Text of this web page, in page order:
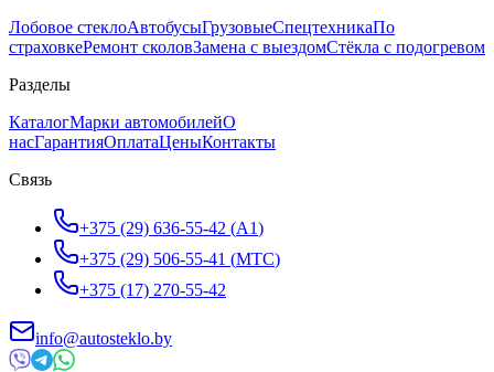
Лобовое стеклоАвтобусыГрузовыеСпецтехникаПо
страховкеРемонт сколовЗамена с выездомСтёкла с подогревом
Разделы
КаталогМарки автомобилейО
насГарантияОплатаЦеныКонтакты
Связь
+375 (29) 636-55-42 (A1)
+375 (29) 506-55-41 (МТС)
+375 (17) 270-55-42
info@autosteklo.by